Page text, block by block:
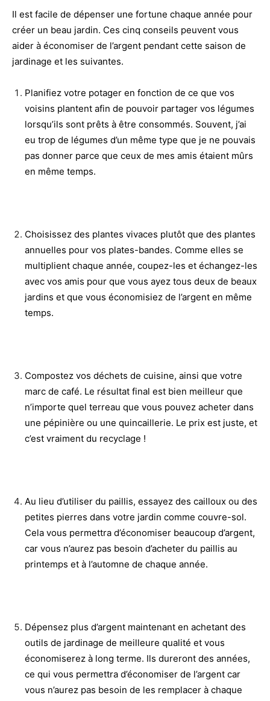
Il est facile de dépenser une fortune chaque année pour
créer un beau jardin. Ces cinq conseils peuvent vous
aider à économiser de l’argent pendant cette saison de
jardinage et les suivantes.
Planifiez votre potager en fonction de ce que vos
voisins plantent afin de pouvoir partager vos légumes
lorsqu’ils sont prêts à être consommés. Souvent, j’ai
eu trop de légumes d’un même type que je ne pouvais
pas donner parce que ceux de mes amis étaient mûrs
en même temps.
Choisissez des plantes vivaces plutôt que des plantes
annuelles pour vos plates-bandes. Comme elles se
multiplient chaque année, coupez-les et échangez-les
avec vos amis pour que vous ayez tous deux de beaux
jardins et que vous économisiez de l’argent en même
temps.
Compostez vos déchets de cuisine, ainsi que votre
marc de café. Le résultat final est bien meilleur que
n’importe quel terreau que vous pouvez acheter dans
une pépinière ou une quincaillerie. Le prix est juste, et
c’est vraiment du recyclage !
Au lieu d’utiliser du paillis, essayez des cailloux ou des
petites pierres dans votre jardin comme couvre-sol.
Cela vous permettra d’économiser beaucoup d’argent,
car vous n’aurez pas besoin d’acheter du paillis au
printemps et à l’automne de chaque année.
Dépensez plus d’argent maintenant en achetant des
outils de jardinage de meilleure qualité et vous
économiserez à long terme. Ils dureront des années,
ce qui vous permettra d’économiser de l’argent car
vous n’aurez pas besoin de les remplacer à chaque